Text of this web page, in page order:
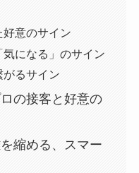
意のサイン
になる」のサイン
がるサイン
の接客と好意の
縮める、スマー